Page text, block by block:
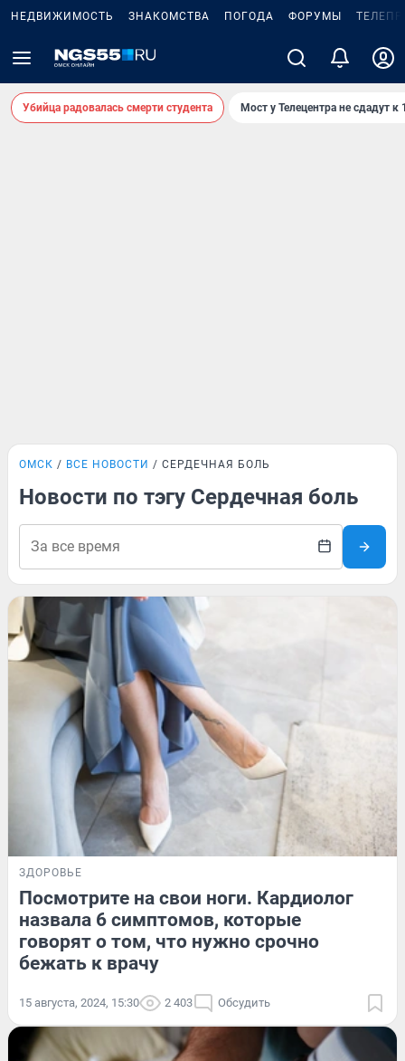
НЕДВИЖИМОСТЬ ЗНАКОМСТВА ПОГОДА ФОРУМЫ
Убийца радовалась смерти студента Мост у Телецентра не сдадут к
ОМСК ВСЕ НОВОСТИ СЕРДЕЧНАЯ БОЛЬ
Новости по тэгу Сердечная боль
ЗДОРОВЬЕ
Посмотрите на свои ноги. Кардиолог
назвала 6 симптомов, которые
говорят о том, что нужно срочно
бежать к врачу
15 августа, 2024, 15:30 2 403 Обсудить